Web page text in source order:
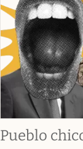
Pueblo